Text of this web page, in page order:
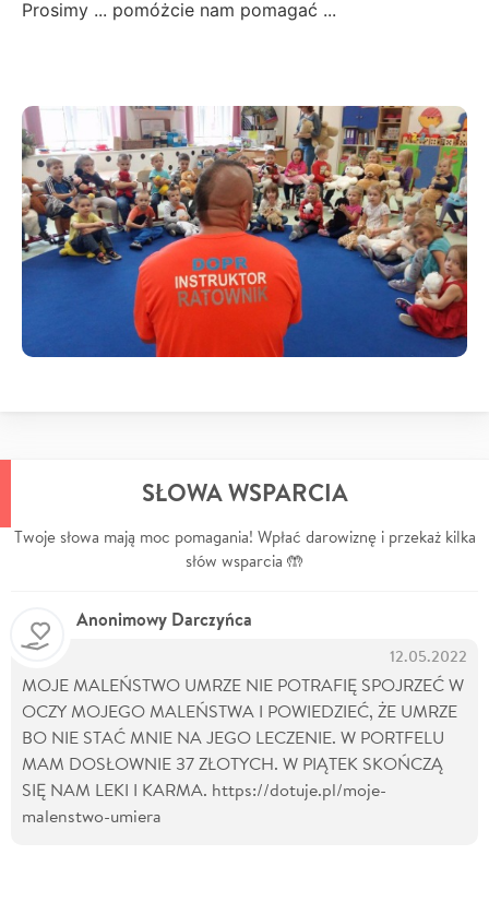
Prosimy ... pomóżcie nam pomagać ...
SŁOWA WSPARCIA
Twoje słowa mają moc pomagania! Wpłać darowiznę i przekaż kilka
słów wsparcia 🤲
Anonimowy Darczyńca
12.05.2022
MOJE MALEŃSTWO UMRZE NIE POTRAFIĘ SPOJRZEĆ W
OCZY MOJEGO MALEŃSTWA I POWIEDZIEĆ, ŻE UMRZE
BO NIE STAĆ MNIE NA JEGO LECZENIE. W PORTFELU
MAM DOSŁOWNIE 37 ZŁOTYCH. W PIĄTEK SKOŃCZĄ
SIĘ NAM LEKI I KARMA. https://dotuje.pl/moje-
malenstwo-umiera